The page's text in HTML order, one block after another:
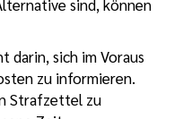
sind, können
darin, sich im Voraus
zu informieren.
Strafzettel zu